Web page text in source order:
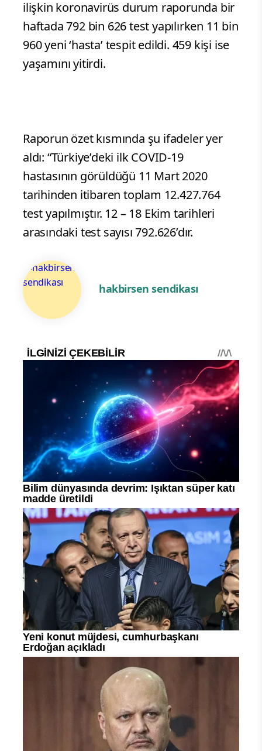
ilişkin koronavirüs durum raporunda bir
haftada 792 bin 626 test yapılırken 11 bin
960 yeni ‘hasta’ tespit edildi. 459 kişi ise
yaşamını yitirdi.
Raporun özet kısmında şu ifadeler yer
aldı: “Türkiye’deki ilk COVID-19
hastasının görüldüğü 11 Mart 2020
tarihinden itibaren toplam 12.427.764
test yapılmıştır. 12 – 18 Ekim tarihleri
arasındaki test sayısı 792.626’dır.
hakbirsen sendikası